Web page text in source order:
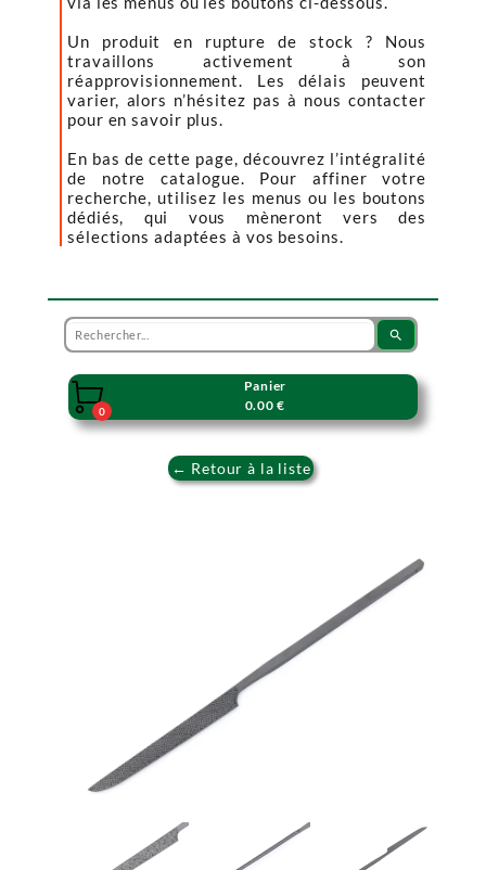
Un produit en rupture de stock ? Nous
travaillons activement à son
réapprovisionnement. Les délais peuvent
varier, alors n’hésitez pas à nous contacter
pour en savoir plus.
En bas de cette page, découvrez l’intégralité
de notre catalogue. Pour affiner votre
recherche, utilisez les menus ou les boutons
dédiés, qui vous mèneront vers des
sélections adaptées à vos besoins.
search

0
Panier
0.00 €
← Retour à la liste